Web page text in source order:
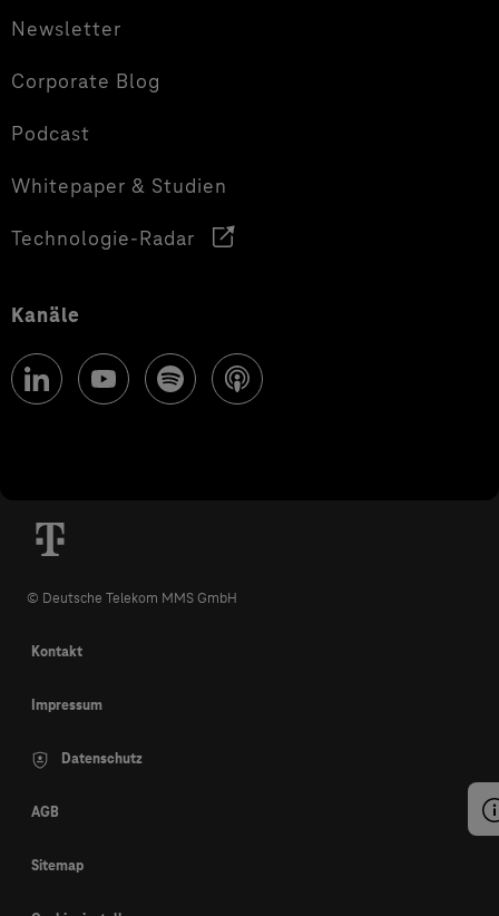
Newsletter
Corporate Blog
Podcast
Whitepaper & Studien
Technologie-Radar
Kanäle
© Deutsche Telekom MMS GmbH
Kontakt
Impressum
Datenschutz
AGB
Sitemap